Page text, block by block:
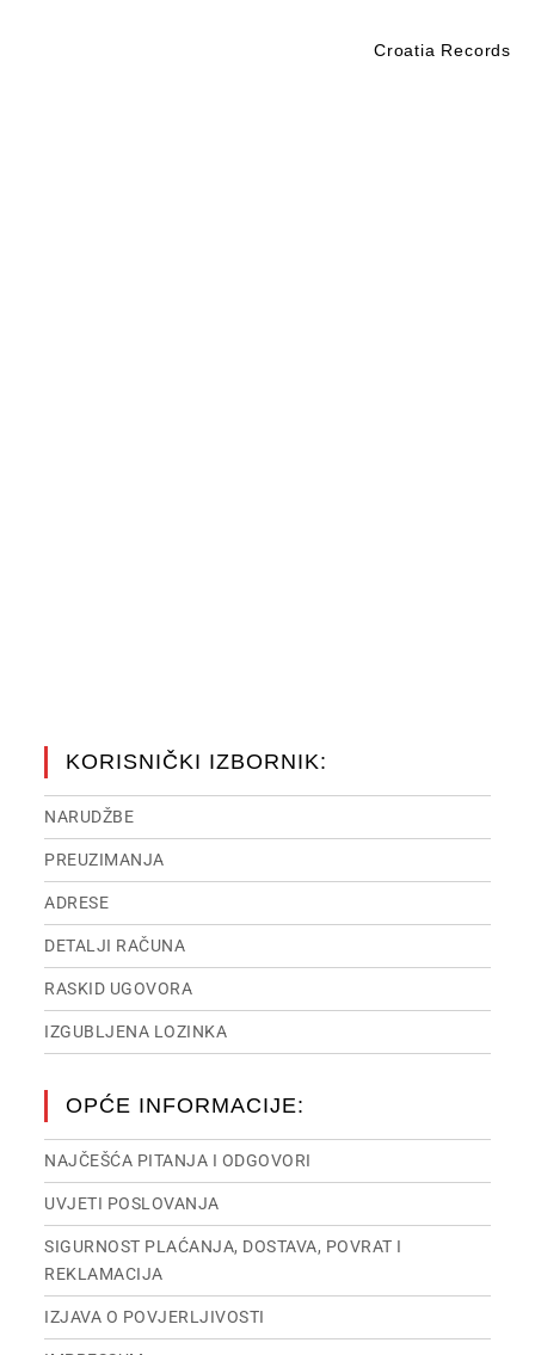
Croatia Records
KORISNIČKI IZBORNIK:
NARUDŽBE
PREUZIMANJA
ADRESE
DETALJI RAČUNA
RASKID UGOVORA
IZGUBLJENA LOZINKA
OPĆE INFORMACIJE:
NAJČEŠĆA PITANJA I ODGOVORI
UVJETI POSLOVANJA
SIGURNOST PLAĆANJA, DOSTAVA, POVRAT I
REKLAMACIJA
IZJAVA O POVJERLJIVOSTI